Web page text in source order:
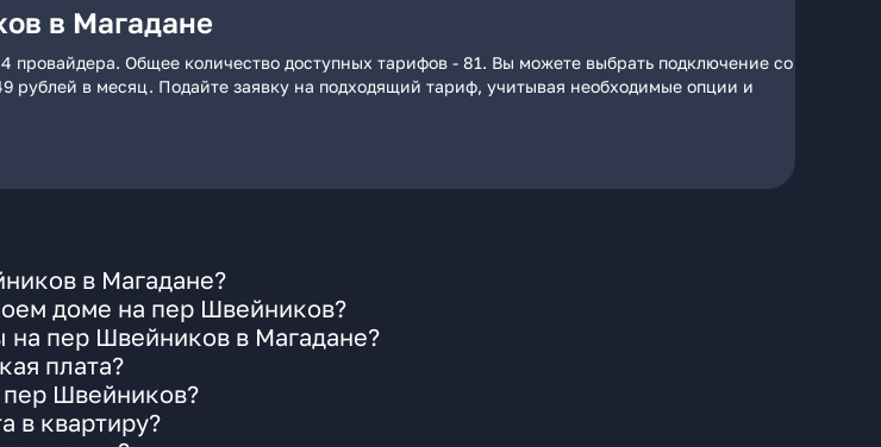
в Магадане
Общее количество доступных тарифов - 81. Вы можете выбрать подключение со
рублей в месяц. Подайте заявку на подходящий тариф, учитывая необходимые опции и
в Магадане?
доме на пер Швейников?
на пер Швейников в Магадане?
плата?
пер Швейников?
в квартиру?